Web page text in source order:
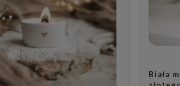
Biała